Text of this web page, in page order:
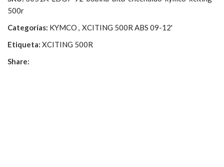
500r
Categorías: KYMCO , XCITING 500R ABS 09-12'
Etiqueta: XCITING 500R
Share: